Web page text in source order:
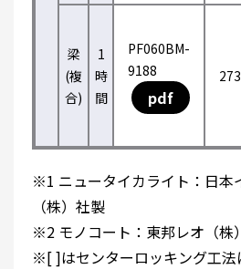
梁
(複
合)
1
時
間
PF060BM-
9188
pdf
※1 ニュータイカライト：日本
（株）社製
※2 モノコート：東邦レオ（株
※[ ]はセンターロッキング工法